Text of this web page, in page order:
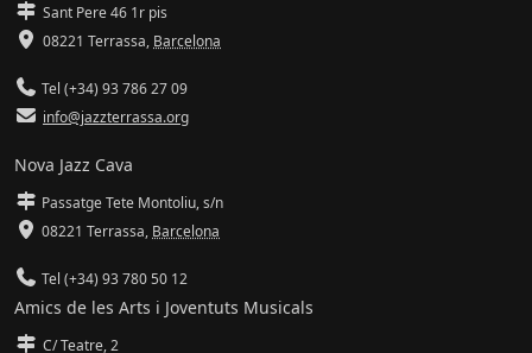
Sant Pere 46 1r pis
08221 Terrassa, Barcelona
Tel (+34) 93 786 27 09
info@jazzterrassa.org
Nova Jazz Cava
Passatge Tete Montoliu, s/n
08221 Terrassa, Barcelona
Tel (+34) 93 780 50 12
Amics de les Arts i Joventuts Musicals
C/ Teatre, 2